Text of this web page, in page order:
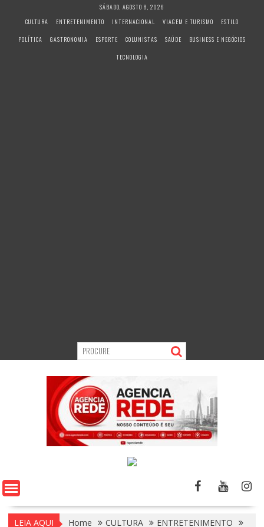
SÁBADO, AGOSTO 8, 2026
CULTURA
ENTRETENIMENTO INTERNACIONAL VIAGEM E TURISMO
ESTILO
POLÍTICA
GASTRONOMIA ESPORTE COLUNISTAS SAÚDE
BUSINESS E NEGÓCIOS
TECNOLOGIA
LEIA AQUI Home CULTURA
ENTRETENIMENTO